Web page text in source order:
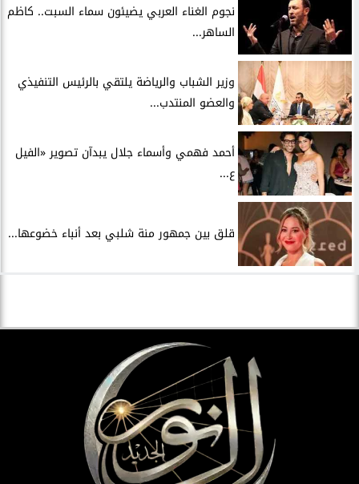
نجوم الغناء العربي يضيئون سماء السبت.. كاظم
الساهر...
وزير الشباب والرياضة يلتقي بالرئيس التنفيذي
والعضو المنتدب...
أحمد فهمي وأسماء جلال يبدآن تصوير «الفيل
ع...
قلق بين جمهور منة شلبي بعد أنباء خضوعها...